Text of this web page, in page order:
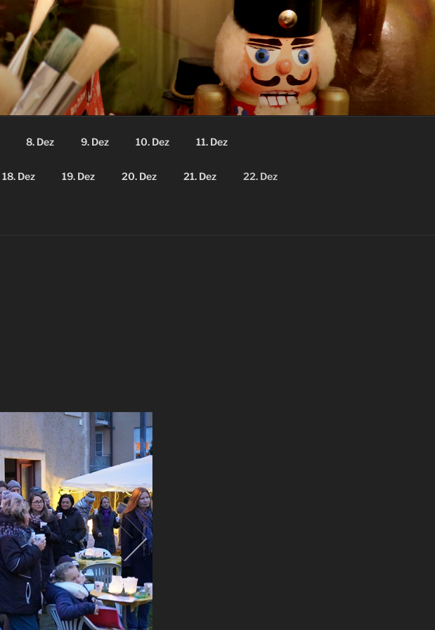
8. Dez 9. Dez 10. Dez 11. Dez
18. Dez 19. Dez 20. Dez 21. Dez 22. Dez